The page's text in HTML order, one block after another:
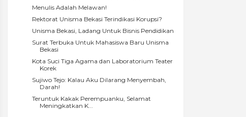
Menulis Adalah Melawan!
Rektorat Unisma Bekasi Terindikasi Korupsi?
Unisma Bekasi, Ladang Untuk Bisnis Pendidikan
Surat Terbuka Untuk Mahasiswa Baru Unisma
Bekasi
Kota Suci Tiga Agama dan Laboratorium Teater
Korek
Sujiwo Tejo: Kalau Aku Dilarang Menyembah,
Darah!
Teruntuk Kakak Perempuanku, Selamat
Meningkatkan K...